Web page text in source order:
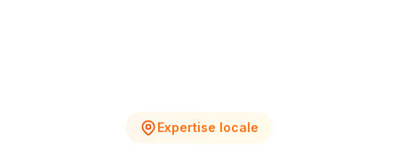
Expertise locale